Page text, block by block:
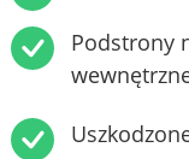
Podstrony